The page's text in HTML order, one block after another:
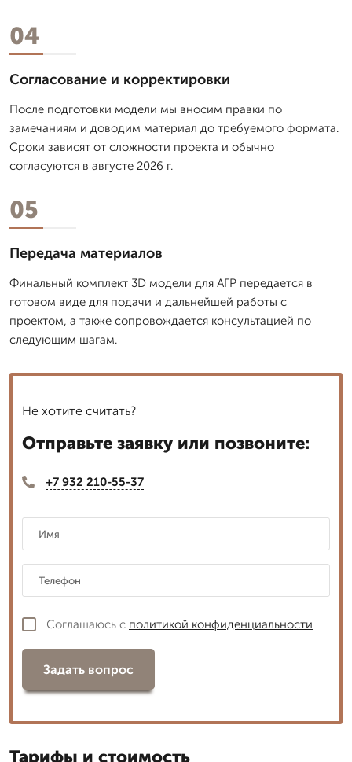
04
Согласование и корректировки
После подготовки модели мы вносим правки по
замечаниям и доводим материал до требуемого формата.
Сроки зависят от сложности проекта и обычно
согласуются в августе 2026 г.
05
Передача материалов
Финальный комплект 3D модели для АГР передается в
готовом виде для подачи и дальнейшей работы с
проектом, а также сопровождается консультацией по
следующим шагам.
Не хотите считать?
Отправьте заявку или позвоните:
+7 932 210-55-37
Соглашаюсь с политикой конфиденциальности
Задать вопрос
Тарифы и стоимость